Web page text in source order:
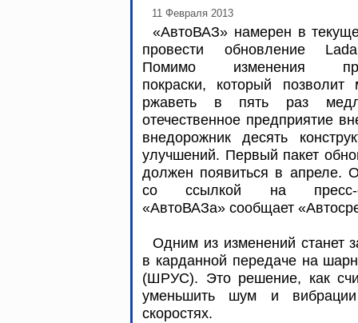
11 Февраля 2013
«АвтоВАЗ» намерен в
провести обновление
Помимо изменения
покраски, который позволит
ржаветь в пять раз
отечественное предприятие
внедорожник десять
улучшений. Первый пакет
должен появиться в апреле.
со ссылкой на пресс-
«АвтоВАЗа» сообщает
Одним из изменений станет
в карданной передаче на
(ШРУС). Это решение, как
уменьшить шум и
скоростях.